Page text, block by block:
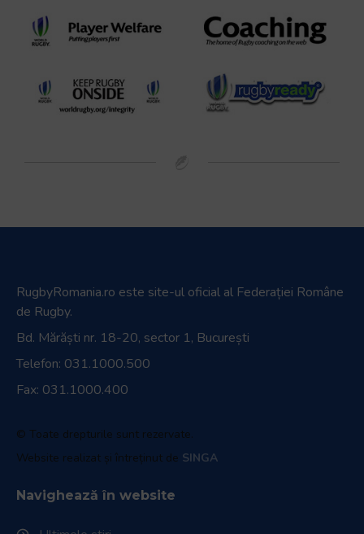
RugbyRomania.ro este site-ul oficial al Federației Române
de Rugby.
Bd. Mărăști nr. 18-20, sector 1, București
Telefon: 031.1000.500
Fax: 031.1000.400
© Toate drepturile sunt rezervate.
Website realizat și întreținut de SINGA
Navighează în website